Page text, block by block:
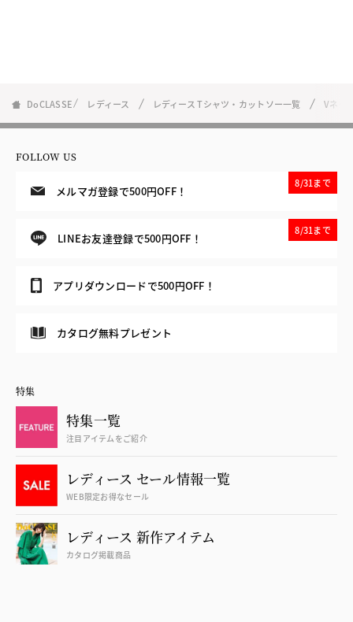
DoCLASSE レディース レディース Tシャツ・カットソー一覧 Vネッ
FOLLOW US
メルマガ登録で500円OFF！
8/31まで
LINEお友達登録で500円OFF！
8/31まで
アプリダウンロードで500円OFF！
カタログ無料プレゼント
特集
特集一覧
注目アイテムをご紹介
レディース セール情報一覧
WEB限定お得なセール
レディース 新作アイテム
カタログ掲載商品